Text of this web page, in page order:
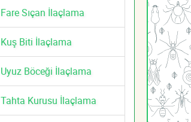
Fare Sıçan İlaçlama
Kuş Biti İlaçlama
Uyuz Böceği İlaçlama
Tahta Kurusu İlaçlama